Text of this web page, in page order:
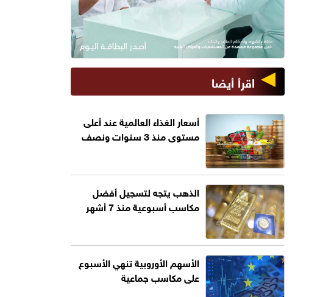
اقرأ أيضا
أسعار الغذاء العالمية عند أعلى
مستوى منذ 3 سنوات ونصف
الذهب يتجه لتسجيل أفضل
مكاسب أسبوعية منذ 7 أشهر
الأسهم الأوروبية تنهي الأسبوع
على مكاسب جماعية